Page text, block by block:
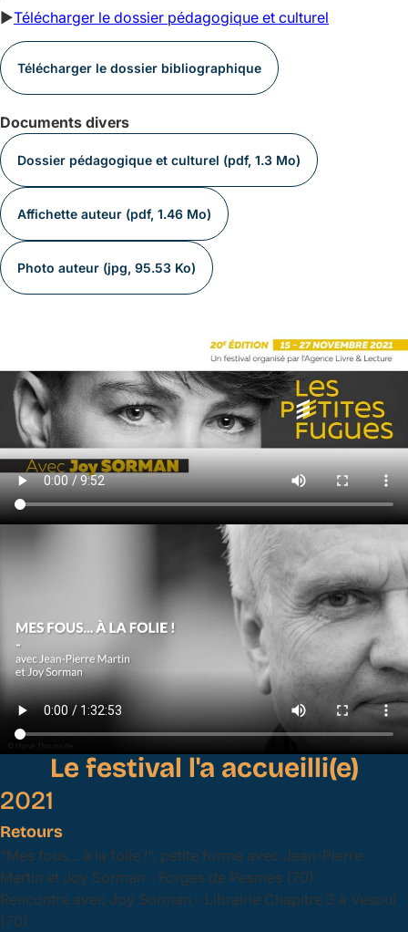
►Télécharger le dossier pédagogique et culturel
Télécharger le dossier bibliographique
Documents divers
Dossier pédagogique et culturel (pdf, 1.3 Mo)
Affichette auteur (pdf, 1.46 Mo)
Photo auteur (jpg, 95.53 Ko)
Le festival l'a accueilli(e)
2021
Retours
"Mes fous... à la folie !", petite forme avec Jean-Pierre
Martin et Joy Sorman - Forges de Pesmes (70)
Rencontre avec Joy Sorman - Librairie Chapitre 3 à Vesoul
(70)